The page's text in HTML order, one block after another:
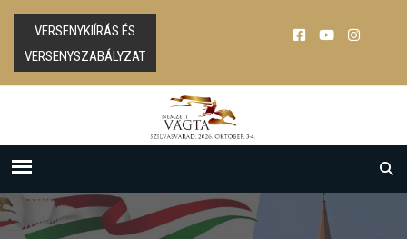
VERSENYKIÍRÁS ÉS
VERSENYSZABÁLYZAT